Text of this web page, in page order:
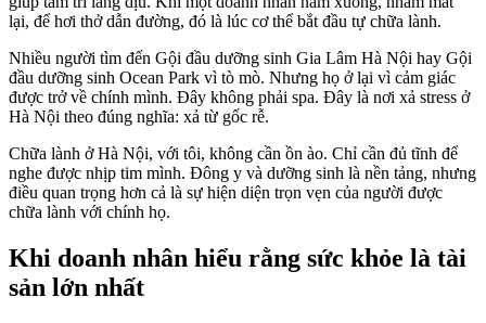
lại, để hơi thở dẫn đường, đó là lúc cơ thể bắt đầu tự chữa lành.
Nhiều người tìm đến Gội đầu dưỡng sinh Gia Lâm Hà Nội hay Gội
đầu dưỡng sinh Ocean Park vì tò mò. Nhưng họ ở lại vì cảm giác
được trở về chính mình. Đây không phải spa. Đây là nơi xả stress ở
Hà Nội theo đúng nghĩa: xả từ gốc rễ.
Chữa lành ở Hà Nội, với tôi, không cần ồn ào. Chỉ cần đủ tĩnh để
nghe được nhịp tim mình. Đông y và dưỡng sinh là nền tảng, nhưng
điều quan trọng hơn cả là sự hiện diện trọn vẹn của người được
chữa lành với chính họ.
Khi doanh nhân hiểu rằng sức khỏe là tài
sản lớn nhất